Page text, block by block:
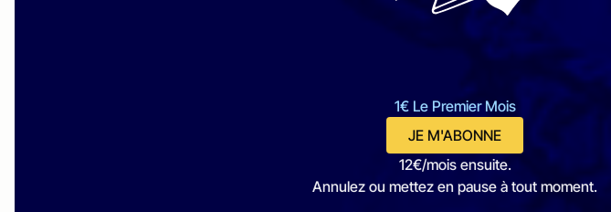
1€ Le Premier Mois
JE M'ABONNE
12€/mois ensuite.
Annulez ou mettez en pause à tout moment.